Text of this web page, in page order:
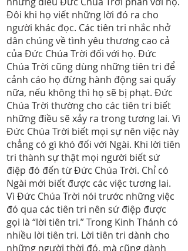
Đôi khi họ viết những lời đó ra cho
người khác đọc. Các tiên tri nhắc nhở
dân chúng về tình yêu thương cao cả
của Đức Chúa Trời đối với họ. Đức
Chúa Trời cũng dùng những tiên tri để
cảnh cáo họ đừng hành động sai quấy
nữa, nếu không thì họ sẽ bị phạt. Đức
Chúa Trời thường cho các tiên tri biết
những điều sẽ xảy ra trong tương lai. Vì
Đức Chúa Trời biết mọi sự nên việc này
chẳng có gì khó đối với Ngài. Khi lời tiên
tri thành sự thật mọi người biết sứ
điệp đó đến từ Đức Chúa Trời. Chỉ có
Ngài mới biết được các việc tương lai.
Vì Đức Chúa Trời nói trước những việc
đó qua các tiên tri nên sứ điệp được
gọi là “lời tiên tri.” Trong Kinh Thánh có
nhiều lời tiên tri. Lời tiên tri dành cho
những người thời đó, mà cũng dành